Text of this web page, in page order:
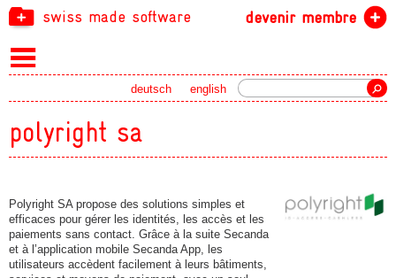
swiss made software devenir membre
english
deutsch
polyright sa
Polyright SA propose des solutions simples et
efficaces pour gérer les identités, les accès et les
paiements sans contact. Grâce à la suite Secanda
et à l’application mobile Secanda App, les
utilisateurs accèdent facilement à leurs bâtiments,